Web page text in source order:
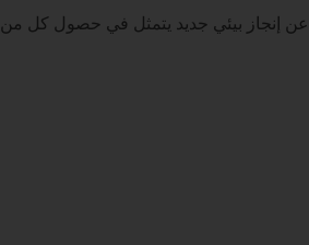
إنجاز بيئي جديد يتمثل في حصول كل من